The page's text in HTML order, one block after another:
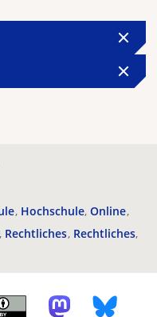
Hochschule Online
Rechtliches Rechtliches